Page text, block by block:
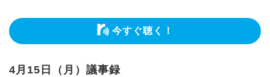
今すぐ聴く！
4月15日（月）議事録